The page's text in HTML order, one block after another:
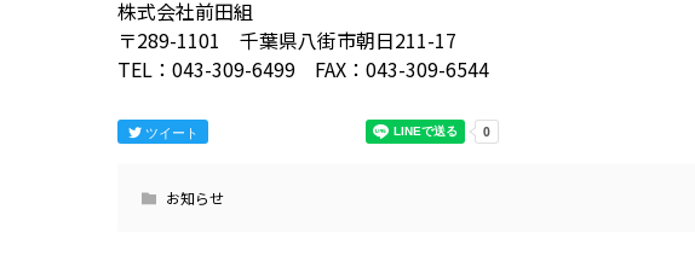
株式会社前田組
〒289-1101 千葉県八街市朝日211-17
TEL：043-309-6499 FAX：043-309-6544
ツイート
お知らせ